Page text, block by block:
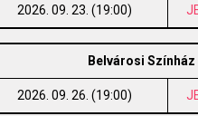
2026. 09. 23. (19:00)
Belvárosi Színház
2026. 09. 26. (19:00)